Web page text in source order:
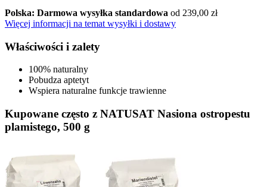
Polska: Darmowa wysyłka standardowa od 239,00 zł
Więcej informacji na temat wysyłki i dostawy
Właściwości i zalety
100% naturalny
Pobudza aptetyt
Wspiera naturalne funkcje trawienne
Kupowane często z NATUSAT Nasiona ostropestu
plamistego, 500 g